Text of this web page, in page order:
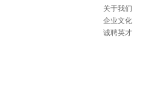
关于我们
企业文化
诚聘英才